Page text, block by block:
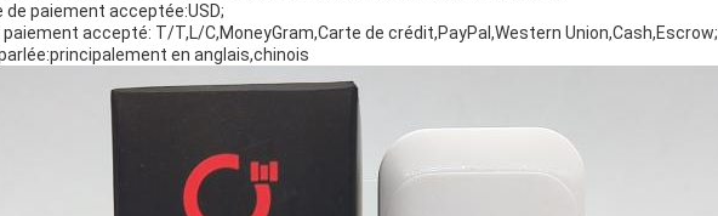
de paiement acceptée:USD;
paiement accepté: T/T,L/C,MoneyGram,Carte de crédit,PayPal,Western Union,Cash,Escrow;
en anglais,chinois